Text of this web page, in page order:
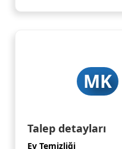
MK
Talep detayları
Ev Temizliği